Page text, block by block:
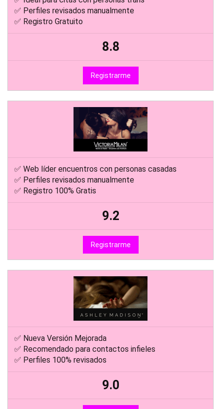
✅ Perfiles revisados manualmente
✅ Registro Gratuito
8.8
Registrarme
✅ Web líder encuentros con personas casadas
✅ Perfiles revisados manualmente
✅ Registro 100% Gratis
9.2
Registrarme
✅ Nueva Versión Mejorada
✅ Recomendado para contactos infieles
✅ Perfiles 100% revisados
9.0